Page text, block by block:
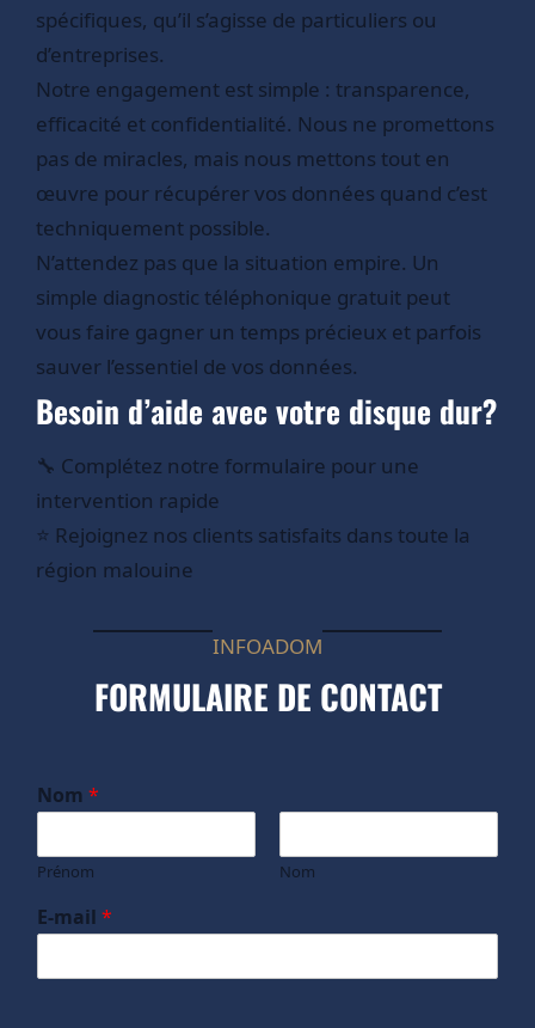
spécifiques, qu’il s’agisse de particuliers ou
d’entreprises.
Notre engagement est simple : transparence,
efficacité et confidentialité. Nous ne promettons
pas de miracles, mais nous mettons tout en
œuvre pour récupérer vos données quand c’est
techniquement possible.
N’attendez pas que la situation empire. Un
simple diagnostic téléphonique gratuit peut
vous faire gagner un temps précieux et parfois
sauver l’essentiel de vos données.
Besoin d’aide avec votre disque dur?
🔧 Complétez notre formulaire pour une
intervention rapide
⭐ Rejoignez nos clients satisfaits dans toute la
région malouine
INFOADOM
FORMULAIRE DE CONTACT
Nom *
Prénom Nom
E-mail *